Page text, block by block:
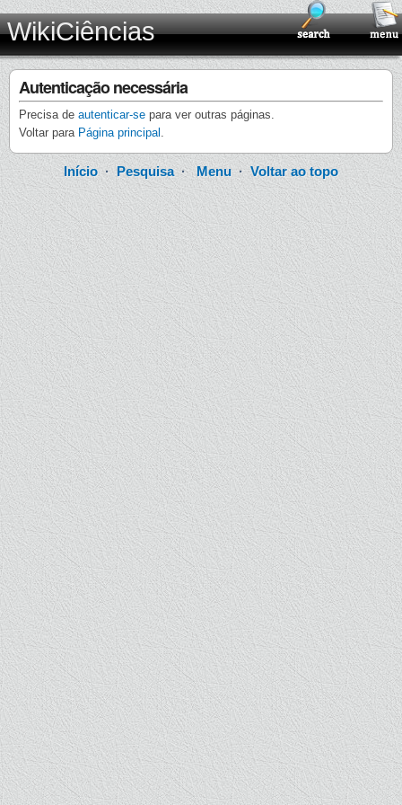
WikiCiências
Autenticação necessária
Precisa de autenticar-se para ver outras páginas.
Voltar para Página principal .
Início · Pesquisa·Menu ·Voltar ao topo